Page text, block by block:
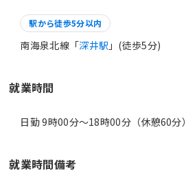
駅から徒歩5分以内
南海泉北線「深井駅 」(徒歩5分)
就業時間
日勤 9時00分〜18時00分（休憩60分）
就業時間備考